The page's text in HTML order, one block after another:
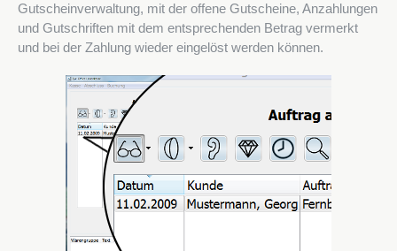
Gutscheinverwaltung, mit der offene Gutscheine, Anzahlungen
und Gutschriften mit dem entsprechenden Betrag vermerkt
und bei der Zahlung wieder eingelöst werden können.